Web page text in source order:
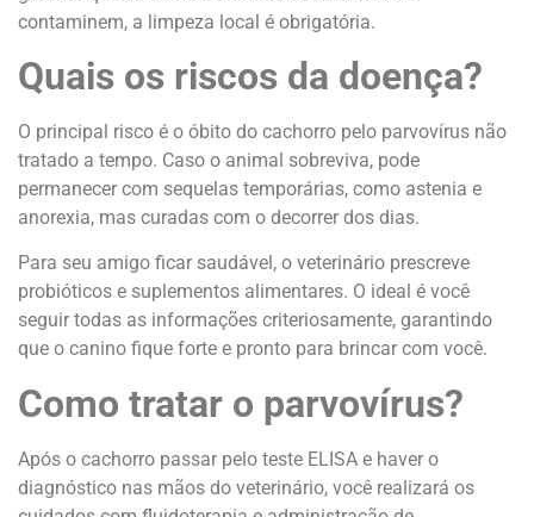
contaminem, a limpeza local é obrigatória.
Quais os riscos da doença?
O principal risco é o óbito do cachorro pelo parvovírus não
tratado a tempo. Caso o animal sobreviva, pode
permanecer com sequelas temporárias, como astenia e
anorexia, mas curadas com o decorrer dos dias.
Para seu amigo ficar saudável, o veterinário prescreve
probióticos e suplementos alimentares. O ideal é você
seguir todas as informações criteriosamente, garantindo
que o canino fique forte e pronto para brincar com você.
Como tratar o parvovírus?
Após o cachorro passar pelo teste ELISA e haver o
diagnóstico nas mãos do veterinário, você realizará os